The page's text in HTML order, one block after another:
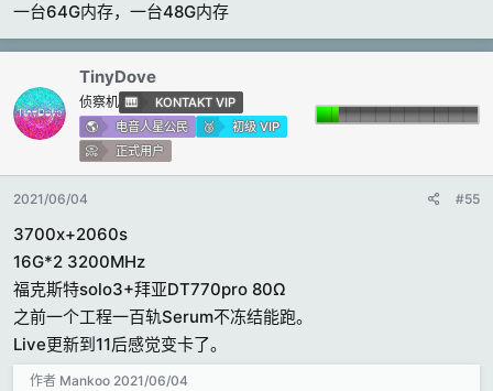
一台64G内存，一台48G内存
TinyDove
侦察机
KONTAKT VIP
电音人星公民
初级 VIP
正式用户
2021/06/04 #55
3700x+2060s
16G*2 3200MHz
福克斯特solo3+拜亚DT770pro 80Ω
之前一个工程一百轨Serum不冻结能跑。
Live更新到11后感觉变卡了。
作者 Mankoo 2021/06/04